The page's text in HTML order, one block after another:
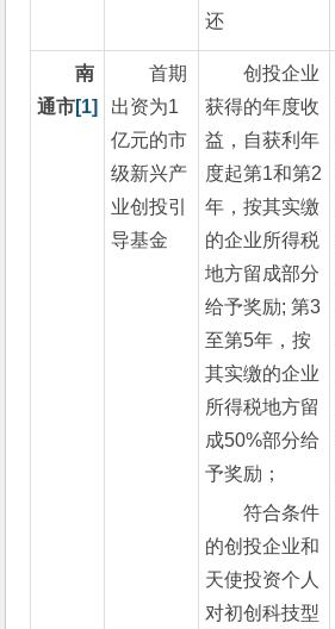
还
南
通市[1]
首期
出资为1
亿元的市
级新兴产
业创投引
导基金
创投企业
获得的年度收
益，自获利年
度起第1和第2
年，按其实缴
的企业所得税
地方留成部分
给予奖励; 第3
至第5年，按
其实缴的企业
所得税地方留
成50%部分给
予奖励；
符合条件
的创投企业和
天使投资个人
对初创科技型